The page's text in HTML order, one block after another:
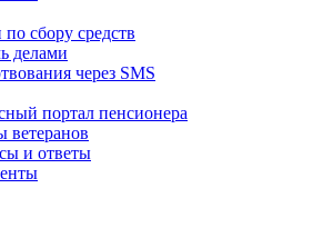
сбору средств
делами
через SMS
портал пенсионера
ветеранов
и ответы